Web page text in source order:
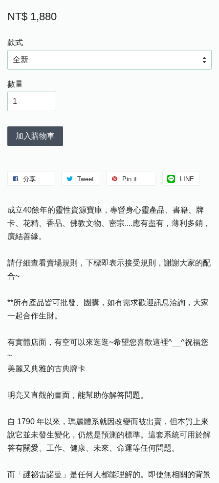
NT$ 1,880
款式
數量
加入購物車
分享 Tweet Pin it LINE
成立40餘年的靈性資源寶庫，專營身心靈產品、書籍、牌
卡、花精、香品、佛教文物、密宗....應有盡有，薄利多銷，
廣結善緣。
請仔細查看賣場規則，下標即表示接受規則，謝謝大家的配
合~
**所有產品皆可批發、團購，如有需求歡迎訊息洽詢，大家
一起合作生財。
有實體店面，有空可以來逛逛~希望您喜歡這裡^__^祝福您
~
美麗又典雅的古典牌卡
明亮又直觀的畫面，能幫助你解答問題。
自 1790 年以來，瑪麗體系就因改變而被出賣，但本質上來
說它並未發生變化，仍然是預測的標準。這套系統可用於解
答有關愛、工作、健康、未來、命運等任何問題。
而「謎祕雷諾曼」是任何人都能理解的。即使無相關的背景